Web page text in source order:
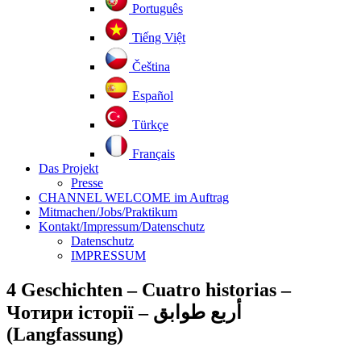
Português
Tiếng Việt
Čeština
Español
Türkçe
Français
Das Projekt
Presse
CHANNEL WELCOME im Auftrag
Mitmachen/Jobs/Praktikum
Kontakt/Impressum/Datenschutz
Datenschutz
IMPRESSUM
4 Geschichten – Cuatro historias –
Чотири історії – أربع طوابق
(Langfassung)